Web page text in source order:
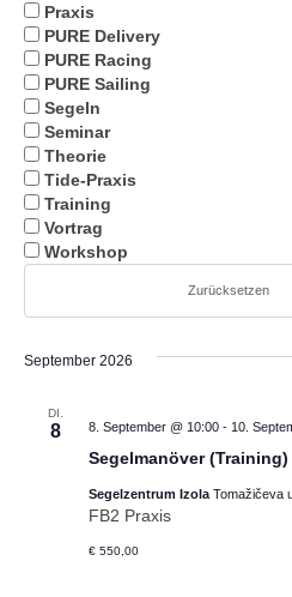
Praxis
PURE Delivery
PURE Racing
PURE Sailing
Segeln
Seminar
Theorie
Tide-Praxis
Training
Vortrag
Workshop
Zurücksetzen
September 2026
DI.
8
Segelmanöver (Training)
8. September @ 10:00- 10.
Segelzentrum Izola Tomažičeva
FB2 Praxis
€ 550,00